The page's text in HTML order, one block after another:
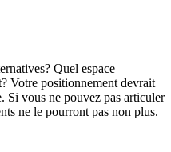
Quel espace
Votre positionnement devrait
Si vous ne pouvez pas articuler
ne le pourront pas non plus.